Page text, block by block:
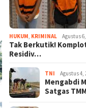
HUKUM KRIMINAL Agustus
Tak Berkutik!
Residiv…
TNI Agustus 4,
Mengabdi
Satgas